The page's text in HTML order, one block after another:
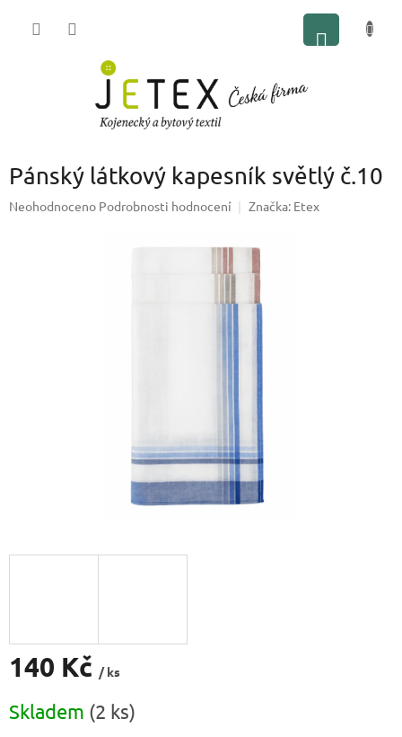
Pánský látkový kapesník světlý č.10
Průměrné
Neohodnoceno Podrobnosti hodnocení Značka: Etex
140 Kč / ks
cena:
Skladem (2 ks)